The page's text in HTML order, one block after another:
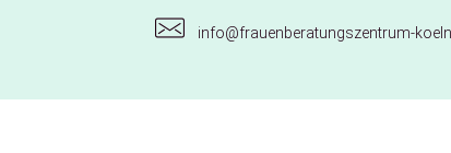
info@frauenberatungszentrum-